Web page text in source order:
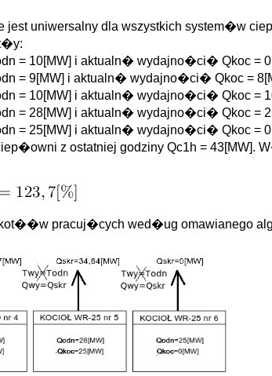
uniwersalny dla wszystkich system�w
= 10[MW] i aktualn� wydajno�ci� Qkoc =
= 9[MW] i aktualn� wydajno�ci� Qkoc =
= 10[MW] i aktualn� wydajno�ci� Qkoc =
= 28[MW] i aktualn� wydajno�ci� Qkoc =
= 25[MW] i aktualn� wydajno�ci� Qkoc =
z ostatniej godziny Qc1h =
pracuj�cych wed�ug omawianego